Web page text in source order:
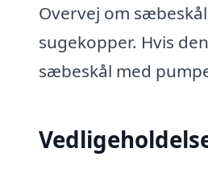
Overvej om
sugekopper. Hvis
sæbeskål med